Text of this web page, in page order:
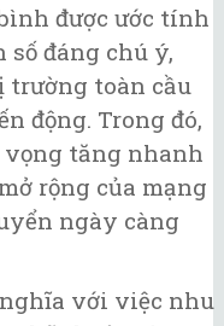
được ước tính
số đáng chú ý,
trường toàn cầu
động. Trong đó,
tăng nhanh
rộng của mạng
ngày càng
với việc nhu